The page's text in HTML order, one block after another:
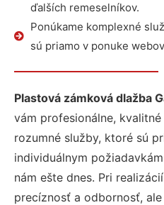
ďalších remeselníkov.
Ponúkame komplexné
sú priamo v ponuke
Plastová zámková dlažba
vám profesionálne,
rozumné služby, ktoré sú
individuálnym
nám ešte dnes. Pri
precíznosť a odbornosť,